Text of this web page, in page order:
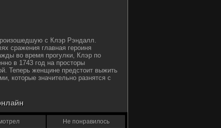
с Клэр Рэндалл.
сражения главная героиня
во время прогулки, Клэр по
в 1743 год на просторы
Теперь женщине предстоит выжить
которые значительно разнятся с
Не понравилось